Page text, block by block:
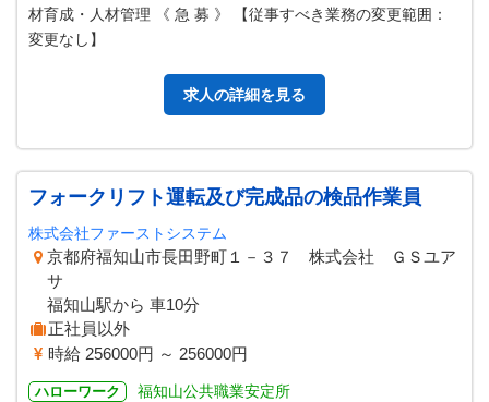
材育成・人材管理 《 急 募 》 【従事すべき業務の変更範囲：
変更なし】
求人の詳細を見る
フォークリフト運転及び完成品の検品作業員
株式会社ファーストシステム
京都府福知山市長田野町１－３７ 株式会社 ＧＳユア
サ
福知山駅から 車10分
正社員以外
時給 256000円 ～ 256000円
ハローワーク 福知山公共職業安定所